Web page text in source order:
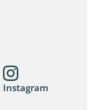
Instagram